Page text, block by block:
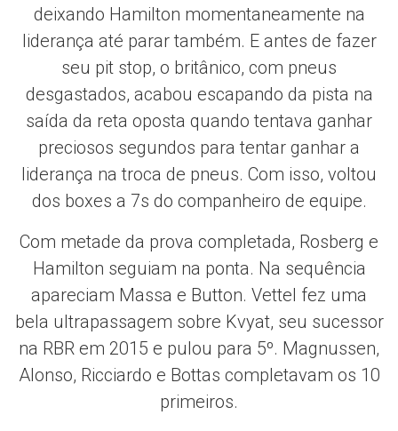
deixando Hamilton momentaneamente na
liderança até parar também. E antes de fazer
seu pit stop, o britânico, com pneus
desgastados, acabou escapando da pista na
saída da reta oposta quando tentava ganhar
preciosos segundos para tentar ganhar a
liderança na troca de pneus. Com isso, voltou
dos boxes a 7s do companheiro de equipe.
Com metade da prova completada, Rosberg e
Hamilton seguiam na ponta. Na sequência
apareciam Massa e Button. Vettel fez uma
bela ultrapassagem sobre Kvyat, seu sucessor
na RBR em 2015 e pulou para 5º. Magnussen,
Alonso, Ricciardo e Bottas completavam os 10
primeiros.